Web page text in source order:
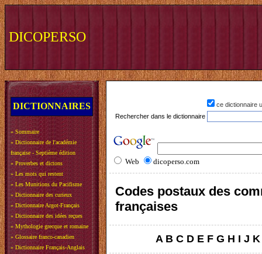
DICOPERSO
DICTIONNAIRES
» Sommaire
» Dictionnaire de l'académie
française - Septième édition
» Proverbes et dictons
» Les mots qui restent
» Les Munitions du Pacifisme
» Dictionnaire des curieux
» Dictionnaire Argot-Français
» Dictionnaire des idées reçues
» Mythologie grecque et romaine
» Glossaire franco-canadien
» Dictionnaire Français-Anglais
ce dictionnaire
Rechercher dans le dictionnaire
Web dicoperso.com
Codes postaux des
françaises
A B C D E F G H I J K